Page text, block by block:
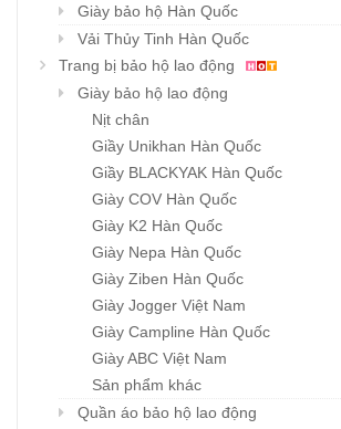
Giày bảo hộ Hàn Quốc
Vải Thủy Tinh Hàn Quốc
Trang bị bảo hộ lao động
Giày bảo hộ lao động
Nịt chân
Giầy Unikhan Hàn Quốc
Giầy BLACKYAK Hàn Quốc
Giày COV Hàn Quốc
Giày K2 Hàn Quốc
Giày Nepa Hàn Quốc
Giày Ziben Hàn Quốc
Giày Jogger Việt Nam
Giày Campline Hàn Quốc
Giày ABC Việt Nam
Sản phẩm khác
Quần áo bảo hộ lao động